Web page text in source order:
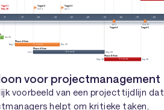
voor projectmanagement
voorbeeld van een projecttijdlijn dat
helpt om kritieke taken,